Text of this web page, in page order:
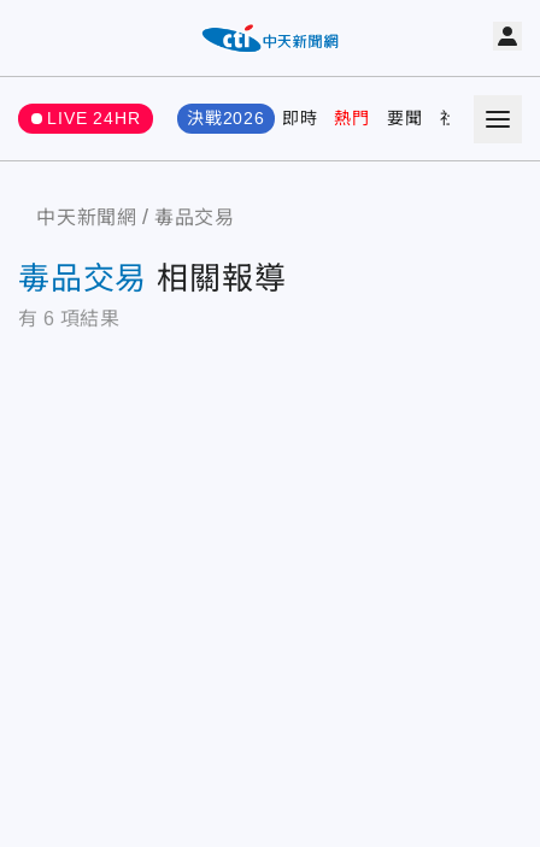
LIVE 24HR 決戰2026 即時 熱門 要聞 社會 娛樂
中天新聞網 毒品交易
毒品交易 相關報導
有 6 項結果